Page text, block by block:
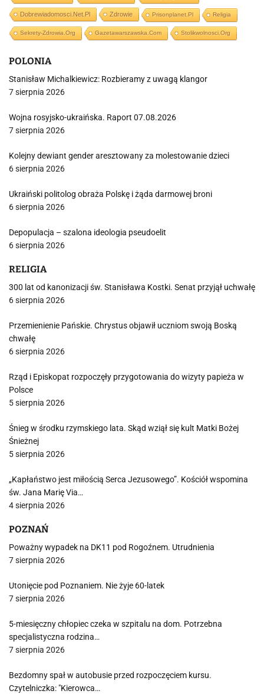
Dobrewiadomosci.net.pl Zdrowie Prisonplanet.pl Religia
Sekrety-Zdrowia.org Gazetawarszawska.com Stolikwolnosci.org
POLONIA
Stanisław Michalkiewicz: Rozbieramy z uwagą klangor
7 sierpnia 2026
Wojna rosyjsko-ukraińska. Raport 07.08.2026
7 sierpnia 2026
Kolejny dewiant gender aresztowany za molestowanie dzieci
6 sierpnia 2026
Ukraiński politolog obraża Polskę i żąda darmowej broni
6 sierpnia 2026
Depopulacja – szalona ideologia pseudoelit
6 sierpnia 2026
RELIGIA
300 lat od kanonizacji św. Stanisława Kostki. Senat przyjął uchwałę
6 sierpnia 2026
Przemienienie Pańskie. Chrystus objawił uczniom swoją Boską
chwałę
6 sierpnia 2026
Rząd i Episkopat rozpoczęły przygotowania do wizyty papieża w
Polsce
5 sierpnia 2026
Śnieg w środku rzymskiego lata. Skąd wziął się kult Matki Bożej
Śnieżnej
5 sierpnia 2026
„Kapłaństwo jest miłością Serca Jezusowego”. Kościół wspomina
św. Jana Marię Via…
4 sierpnia 2026
POZNAŃ
Poważny wypadek na DK11 pod Rogoźnem. Utrudnienia
7 sierpnia 2026
Utonięcie pod Poznaniem. Nie żyje 60-latek
7 sierpnia 2026
5-miesięczny chłopiec czeka w szpitalu na dom. Potrzebna
specjalistyczna rodzina…
7 sierpnia 2026
Bezdomny spał w autobusie przed rozpoczęciem kursu.
Czytelniczka: "Kierowca…